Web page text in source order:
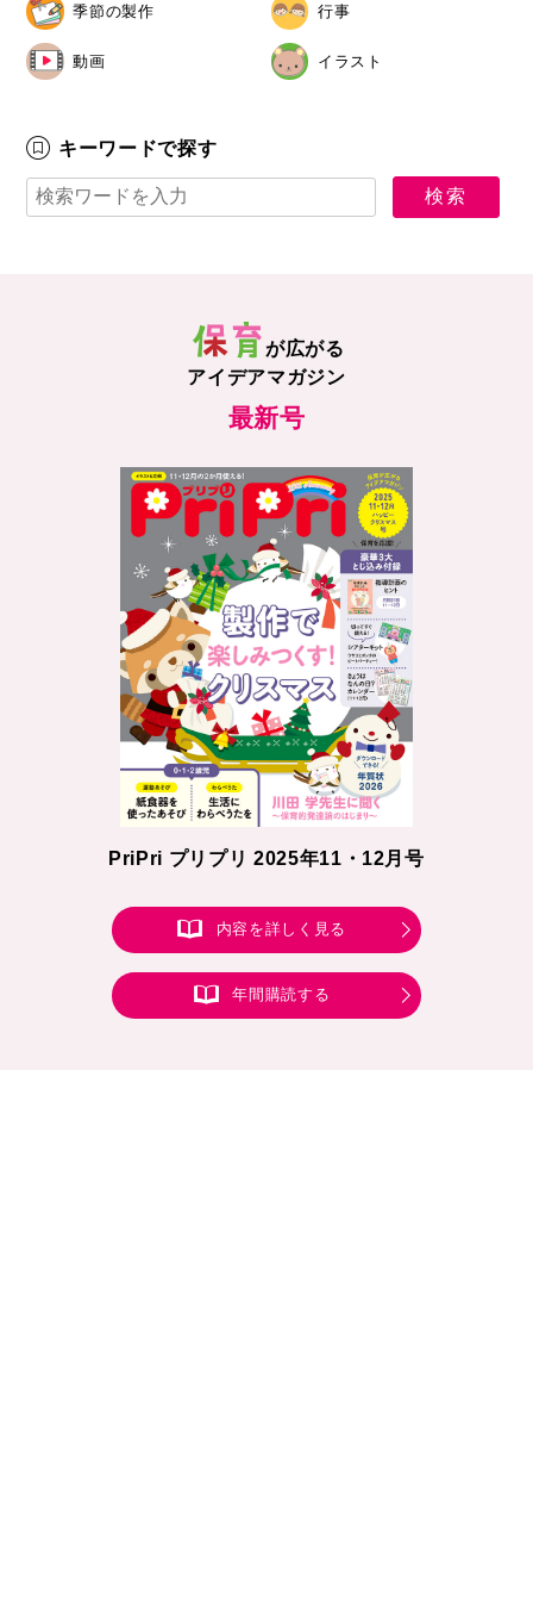
季節の製作 行事
動画 イラスト
キーワードで探す
が広がる
アイデアマガジン
最新号
PriPri プリプリ 2025年11・12月号
内容を詳しく見る
年間購読する